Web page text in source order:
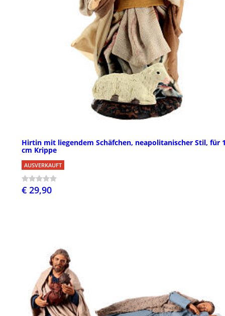
Hirtin mit liegendem Schäfchen, neapolitanischer Stil, für
cm Krippe
AUSVERKAUFT
€ 29,90